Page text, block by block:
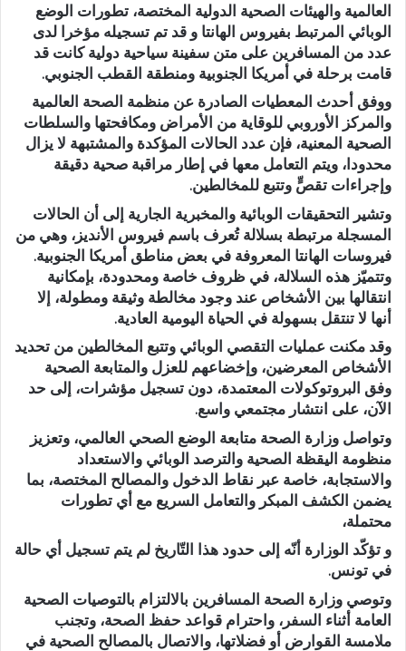
العالمية والهيئات الصحية الدولية المختصة، تطورات الوضع
الوبائي المرتبط بفيروس الهانتا و قد تم تسجيله مؤخرا لدى
عدد من المسافرين على متن سفينة سياحية دولية كانت قد
قامت برحلة في أمريكا الجنوبية ومنطقة القطب الجنوبي.
ووفق أحدث المعطيات الصادرة عن منظمة الصحة العالمية
والمركز الأوروبي للوقاية من الأمراض ومكافحتها والسلطات
الصحية المعنية، فإن عدد الحالات المؤكدة والمشتبهة لا يزال
محدودا، ويتم التعامل معها في إطار مراقبة صحية دقيقة
وإجراءات تقصٍّ وتتبع للمخالطين.
وتشير التحقيقات الوبائية والمخبرية الجارية إلى أن الحالات
المسجلة مرتبطة بسلالة تُعرف باسم فيروس الأنديز، وهي من
فيروسات الهانتا المعروفة في بعض مناطق أمريكا الجنوبية.
وتتميّز هذه السلالة، في ظروف خاصة ومحدودة، بإمكانية
انتقالها بين الأشخاص عند وجود مخالطة وثيقة ومطولة، إلا
أنها لا تنتقل بسهولة في الحياة اليومية العادية.
وقد مكنت عمليات التقصي الوبائي وتتبع المخالطين من تحديد
الأشخاص المعرضين، وإخضاعهم للعزل والمتابعة الصحية
وفق البروتوكولات المعتمدة، دون تسجيل مؤشرات، إلى حد
الآن، على انتشار مجتمعي واسع.
وتواصل وزارة الصحة متابعة الوضع الصحي العالمي، وتعزيز
منظومة اليقظة الصحية والترصد الوبائي والاستعداد
والاستجابة، خاصة عبر نقاط الدخول والمصالح المختصة، بما
يضمن الكشف المبكر والتعامل السريع مع أي تطورات
محتملة،
و تؤكّد الوزارة أنّه إلى حدود هذا التّاريخ لم يتم تسجيل أي حالة
في تونس.
وتوصي وزارة الصحة المسافرين بالالتزام بالتوصيات الصحية
العامة أثناء السفر، واحترام قواعد حفظ الصحة، وتجنب
ملامسة القوارض أو فضلاتها، والاتصال بالمصالح الصحية في